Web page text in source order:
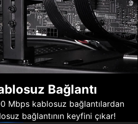
Bağlantı
Mbps kablosuz bağlantılardan
bağlantının keyfini çıkar!